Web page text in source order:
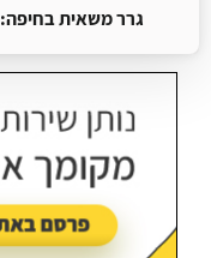
גרר משאית בחיפה: